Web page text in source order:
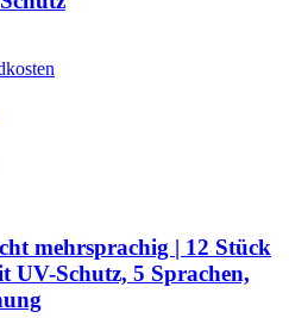
mehrsprachig | 12 Stück
UV-Schutz, 5 Sprachen,